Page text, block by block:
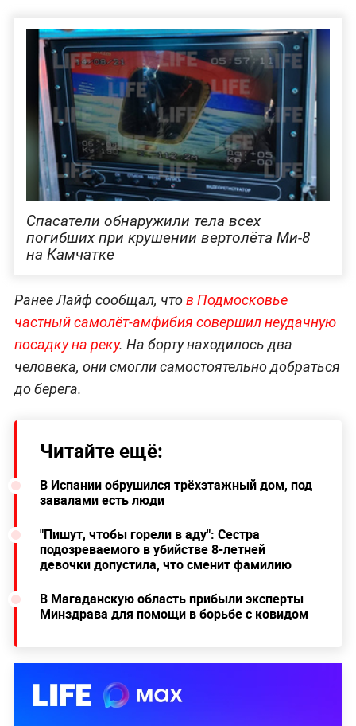
Спасатели обнаружили тела всех
погибших при крушении вертолёта Ми-8
на Камчатке
Ранее Лайф сообщал, чтов Подмосковье
частный самолёт-амфибия совершил неудачную
посадку на реку. На борту находилось два
человека, они смогли самостоятельно добраться
до берега.
Читайте ещё:
В Испании обрушился трёхэтажный дом, под
завалами есть люди
"Пишут, чтобы горели в аду": Сестра
подозреваемого в убийстве 8-летней
девочки допустила, что сменит фамилию
В Магаданскую область прибыли эксперты
Минздрава для помощи в борьбе с ковидом